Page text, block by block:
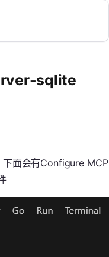
sqlite
面会有Configure MCP